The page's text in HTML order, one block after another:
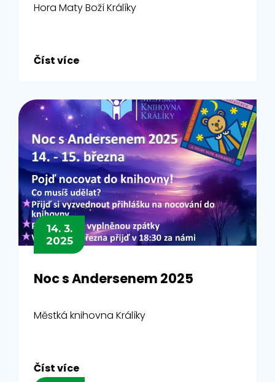
Hora Maty Boží Králíky
Číst více
14. 3.
2025
Noc s Andersenem 2025
Městká knihovna Králíky
Číst více